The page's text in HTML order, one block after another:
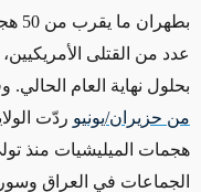
بطهران ما يقرب من
عدد من القتلى
بحلول نهاية العام الحالي.
من حزيران/يونيو ردّت
هجمات الميليشيات منذ
الجماعات في العراق